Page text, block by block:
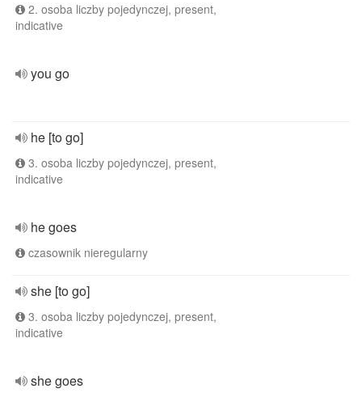
2. osoba liczby pojedynczej, present,
indicative
you go
he [to go]
3. osoba liczby pojedynczej, present,
indicative
he goes
czasownik nieregularny
she [to go]
3. osoba liczby pojedynczej, present,
indicative
she goes